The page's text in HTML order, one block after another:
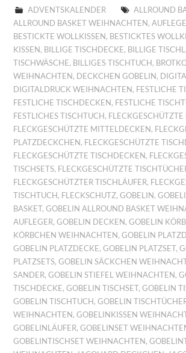
ADVENTSKALENDER ALLROUND
ALLROUND BASKET WEIHNACHTEN,
BESTICKTE WOLLKISSEN, BESTICKTES
KISSEN, BILLIGE TISCHDECKE, BILLIGE
TISCHWÄSCHE, BILLIGES TISCHTUCH,
WEIHNACHTEN, DECKCHEN GOBELIN,
DIGITALDRUCK WEIHNACHTEN, FESTLICHE
FESTLICHE TISCHDECKEN, FESTLICHE
FESTLICHES TISCHTUCH,
FLECKGESCHÜTZTE MITTELDECKEN,
PLATZDECKCHEN, FLECKGESCHÜTZTE
FLECKGESCHÜTZTE TISCHDECKEN,
TISCHSETS, FLECKGESCHÜTZTE
FLECKGESCHÜTZTER TISCHLÄUFER,
TISCHTUCH, FLECKSCHUTZ,GOBELIN,
BASKET,GOBELIN ALLROUND BASKET
AUFLEGER,GOBELIN DECKEN,GOBELIN
KÖRBCHEN WEIHNACHTEN,GOBELIN
GOBELIN PLATZDECKE,GOBELIN PLATZSET,
PLATZSETS,GOBELIN SÄCKCHEN
SANDER,GOBELIN STIEFEL WEIHNACHTEN,
TISCHDECKE,GOBELIN TISCHSET,GOBELIN
GOBELIN TISCHTUCH,GOBELIN
WEIHNACHTEN,GOBELINKISSEN
GOBELINLÄUFER,GOBELINSET
GOBELINTISCHSET WEIHNACHTEN,